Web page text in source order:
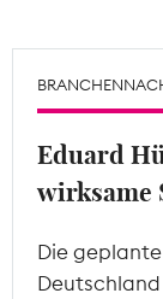
Eduard
wirksame
Die